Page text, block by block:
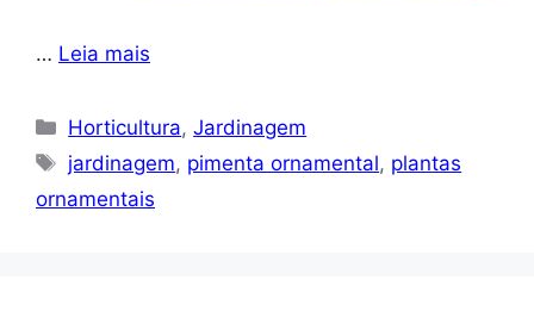
… Leia mais
Categorias
Horticultura,Jardinagem
Tags
jardinagem, pimenta ornamental, plantas
ornamentais